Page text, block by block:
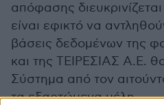
απόφασης
είναι εφικτό να
βάσεις δεδομένων της
και της ΤΕΙΡΕΣΙΑΣ Α.Ε.
Σύστημα από τον
τα εξαρτώμενα μέλη.